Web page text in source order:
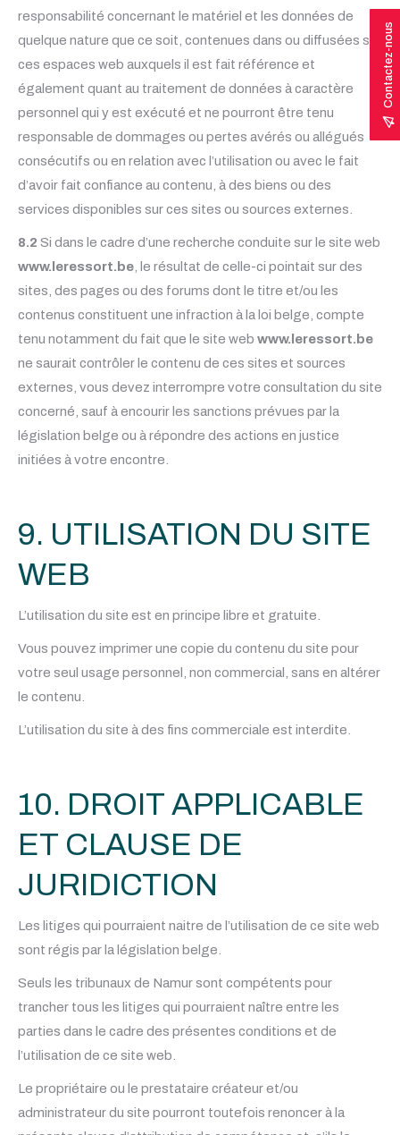
responsabilité concernant le matériel et les données de
quelque nature que ce soit, contenues dans ou diffusées sur
ces espaces web auxquels il est fait référence et
également quant au traitement de données à caractère
personnel qui y est exécuté et ne pourront être tenu
responsable de dommages ou pertes avérés ou allégués
consécutifs ou en relation avec l’utilisation ou avec le fait
d’avoir fait confiance au contenu, à des biens ou des
services disponibles sur ces sites ou sources externes.
8.2 Si dans le cadre d’une recherche conduite sur le site web
www.leressort.be , le résultat de celle-ci pointait sur des
sites, des pages ou des forums dont le titre et/ou les
contenus constituent une infraction à la loi belge, compte
tenu notamment du fait que le site web www.leressort.be
ne saurait contrôler le contenu de ces sites et sources
externes, vous devez interrompre votre consultation du site
concerné, sauf à encourir les sanctions prévues par la
législation belge ou à répondre des actions en justice
initiées à votre encontre.
9. UTILISATION DU SITE
WEB
L’utilisation du site est en principe libre et gratuite.
Vous pouvez imprimer une copie du contenu du site pour
votre seul usage personnel, non commercial, sans en altérer
le contenu.
L’utilisation du site à des fins commerciale est interdite.
10. DROIT APPLICABLE
ET CLAUSE DE
JURIDICTION
Les litiges qui pourraient naitre de l’utilisation de ce site web
sont régis par la législation belge.
Seuls les tribunaux de Namur sont compétents pour
trancher tous les litiges qui pourraient naître entre les
parties dans le cadre des présentes conditions et de
l’utilisation de ce site web.
Le propriétaire ou le prestataire créateur et/ou
administrateur du site pourront toutefois renoncer à la
Contactez-nous